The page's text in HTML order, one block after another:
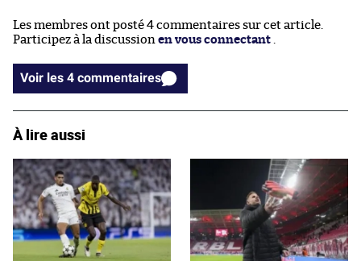
Les membres ont posté 4 commentaires sur cet article.
Participez à la discussion en vous connectant
Voir les 4 commentaires
À lire aussi